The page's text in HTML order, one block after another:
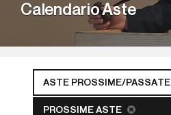
Calendario Aste
ASTE PROSSIME/PASSATE
PROSSIME ASTE